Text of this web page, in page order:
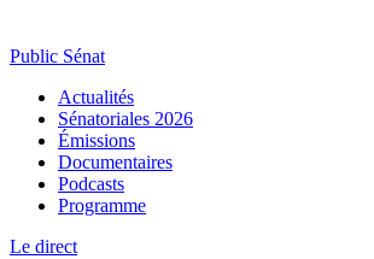
Public Sénat
Actualités
Sénatoriales 2026
Émissions
Documentaires
Podcasts
Programme
Le direct